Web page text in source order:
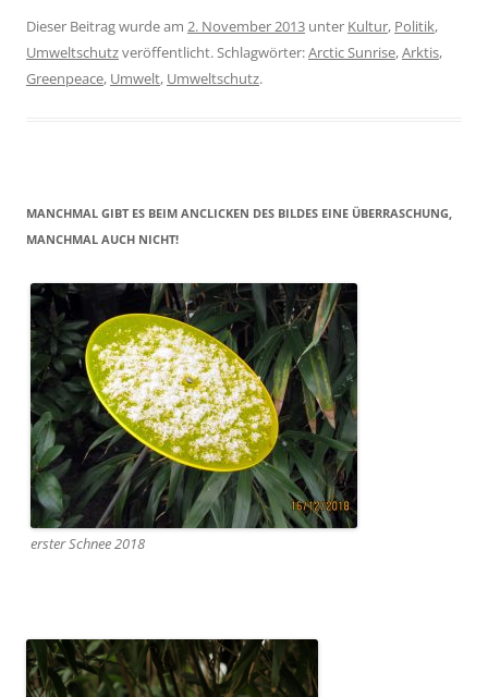
Dieser Beitrag wurde am 2. November 2013 unter Kultur, Politik,
Umweltschutzveröffentlicht. Schlagwörter:Arctic Sunrise,Arktis,
Greenpeace, Umwelt, Umweltschutz.
MANCHMAL GIBT ES BEIM ANCLICKEN DES BILDES EINE ÜBERRASCHUNG,
MANCHMAL AUCH NICHT!
erster Schnee 2018